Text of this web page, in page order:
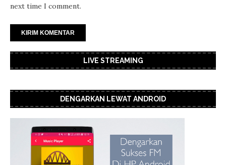
next time I comment.
LIVE STREAMING
DENGARKAN LEWAT ANDROID